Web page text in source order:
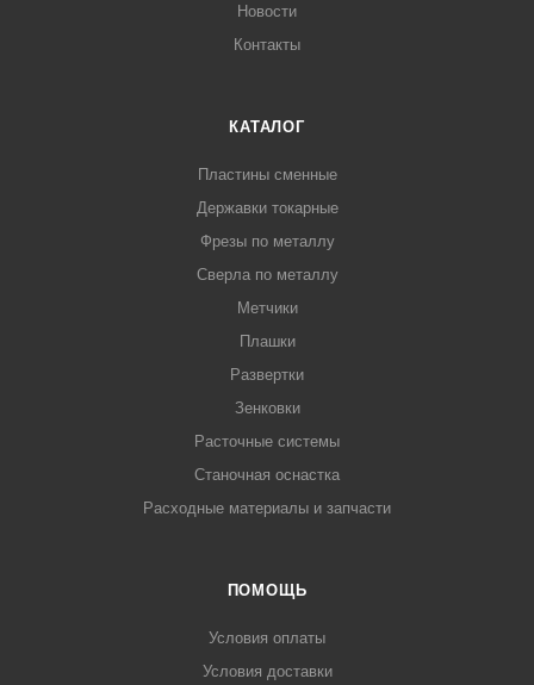
Новости
Контакты
КАТАЛОГ
Пластины сменные
Державки токарные
Фрезы по металлу
Сверла по металлу
Метчики
Плашки
Развертки
Зенковки
Расточные системы
Станочная оснастка
Расходные материалы и запчасти
ПОМОЩЬ
Условия оплаты
Условия доставки